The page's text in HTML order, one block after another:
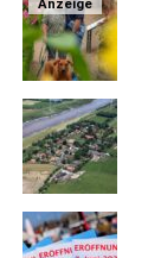
Anzeige